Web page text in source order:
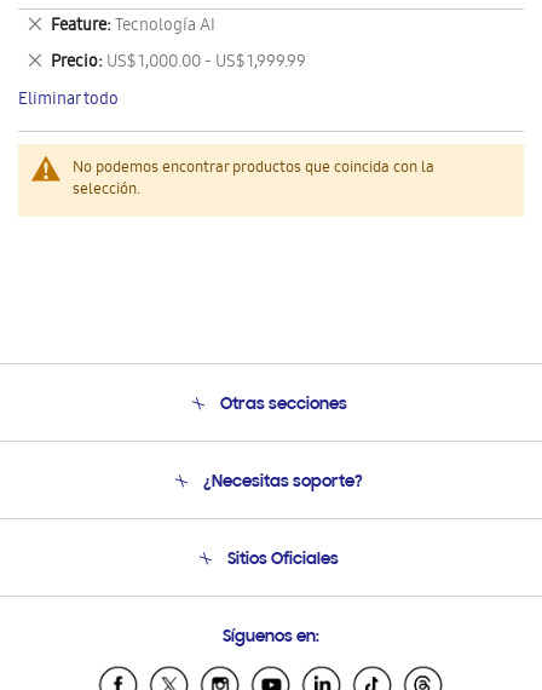
No podemos encontrar productos que coincida con la
selección.
Feature Tecnología AI
Eliminar
este
artículo
Precio US$ 1,000.00 - US$ 1,999.99
Eliminar
este
artículo
Eliminar todo
Otras secciones
Soporte
Condiciones de Compra
¿Necesitas soporte?
Soporte vía eMail
Sitios Oficiales
Samsung Ecuador
Síguenos en: